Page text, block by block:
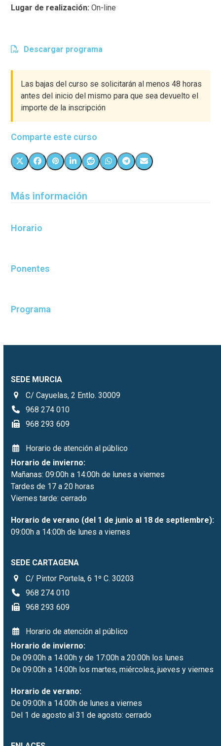
Lugar de realización: On-line
Descargar programa
Las bajas del curso se solicitarán al menos 48 horas
antes del inicio del mismo para que sea devuelto el
importe de la inscripción
Comparte este curso
Más información
Horario
Ponentes
Programa
SEDE MURCIA
C/ Cayuelas, 2 Entlo. 30009
968 274 010
968 293 609
Horario de atención al público
Horario de invierno:
Mañanas: 09:00h a 14:00h de lunes a viernes
Tardes de 17 a 20 horas
Viernes tarde: cerrado
Horario de verano (del 1 de junio al 18 de septiembre):
09:00h a 14:00h de lunes a viernes
SEDE CARTAGENA
C/ Pintor Portela, 6 1º C. 30203
968 274 010
968 293 609
Horario de atención al público
Horario de invierno:
De 09:00h a 14:00h y de 17:00h a 20:00h los lunes
De 09:00h a 14:00h los martes, miércoles, jueves y viernes
Horario de verano:
De 09:00h a 14:00h de lunes a viernes
Del 1 de agosto al 31 de agosto: cerrado